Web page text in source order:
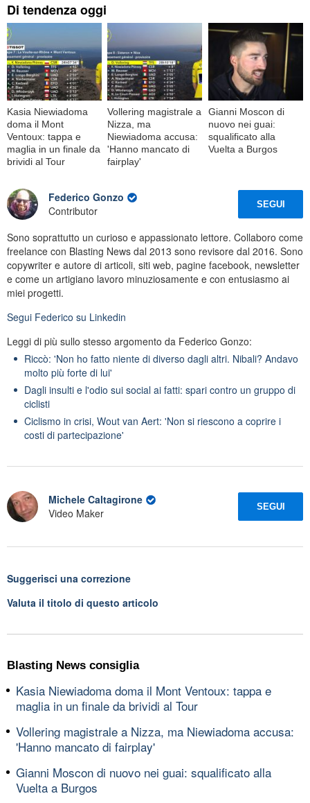
Di tendenza oggi
Kasia Niewiadoma
doma il Mont
Ventoux: tappa e
maglia in un finale da
brividi al Tour
Vollering magistrale a
Nizza, ma
Niewiadoma accusa:
'Hanno mancato di
fairplay'
Gianni Moscon di
nuovo nei guai:
squalificato alla
Vuelta a Burgos
Federico Gonzo
Contributor
SEGUI
Sono soprattutto un curioso e appassionato lettore. Collaboro come
freelance con Blasting News dal 2013 sono revisore dal 2016. Sono
copywriter e autore di articoli, siti web, pagine facebook, newsletter
e come un artigiano lavoro minuziosamente e con entusiasmo ai
miei progetti.
Segui Federico su Linkedin
Leggi di più sullo stesso argomento da Federico Gonzo:
Riccò: 'Non ho fatto niente di diverso dagli altri. Nibali? Andavo
molto più forte di lui'
Dagli insulti e l'odio sui social ai fatti: spari contro un gruppo di
ciclisti
Ciclismo in crisi, Wout van Aert: 'Non si riescono a coprire i
costi di partecipazione'
Michele Caltagirone
Video Maker
SEGUI
Suggerisci una correzione
Valuta il titolo di questo articolo
Blasting News consiglia
Kasia Niewiadoma doma il Mont Ventoux: tappa e
maglia in un finale da brividi al Tour
Vollering magistrale a Nizza, ma Niewiadoma accusa:
'Hanno mancato di fairplay'
Gianni Moscon di nuovo nei guai: squalificato alla
Vuelta a Burgos